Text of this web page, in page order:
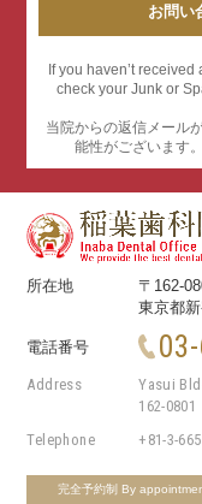
お問い
If you haven’t
check your Junk or
当院からの返信メール
能性がございます
所在地
〒162-
東京都
電話番号
Address
Yasui
162-0801
Telephone
+81-3-
完全予約制 By